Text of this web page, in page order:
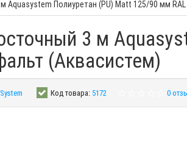
Aquasystem Полиуретан (PU) Matt 125/90 мм
3 м
(Аквасистем)
Код товара: 5172 0